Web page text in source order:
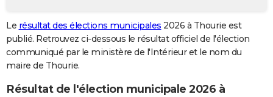
GUIDES D'ACHAT
BONS PLANS
CARTE DE VOEUX
Le résultat des élections municipales 2026 à Thourie est
publié. Retrouvez ci-dessous le résultat officiel de l'élection
communiqué par le ministère de l'Intérieur et le nom du
maire de Thourie.
Résultat de l'élection municipale 2026 à